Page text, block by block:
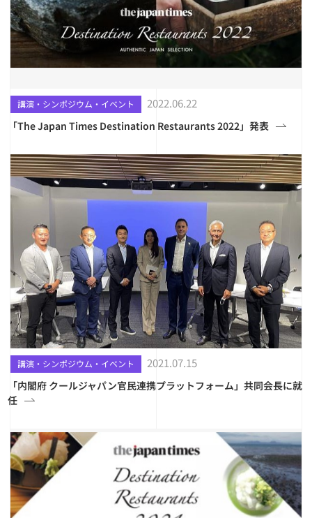
講演・シンポジウム・イベント 2022.06.22
「The Japan Times Destination Restaurants 2022」発表
講演・シンポジウム・イベント 2021.07.15
「内閣府 クールジャパン官民連携プラットフォーム」共同会長に就
任